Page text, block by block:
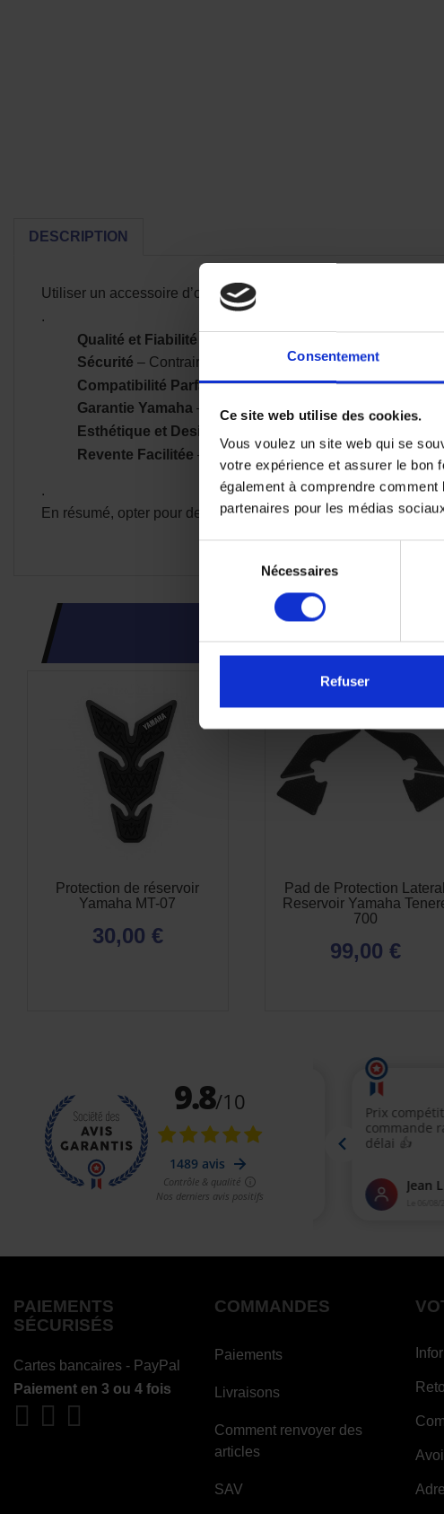
Consentement
Ce site web utilise des cookies.
Vous voulez un site web qui se
votre expérience et assurer le bon
également à comprendre
partenaires pour les médias
consentement
Nécessaires
Refuser
DESCRIPTION
Utiliser un accessoire d’origine Yamaha présente plusieurs
.
Qualité et Fiabilité – Les accessoires d'origine sont
Sécurité – Contrairement aux pièces génériques, les
Compatibilité Parfaite– Ils sont spécialement
Garantie Yamaha – L’utilisation d’accessoires d'origine
Esthétique et Design
Revente Facilitée – Une moto équipée d’accessoires
.
En résumé, opter pour des accessoires d'origine Yamaha,
CES PRODUITS
Protection de réservoir
Yamaha MT-07
30,00 €
Pad de Protection Lateral
Reservoir Yamaha
700
99,00 €
PAIEMENTS
SÉCURISÉS
Cartes bancaires - PayPal
Paiement en 3 ou 4 fois
COMMANDES
Paiements
Livraisons
Comment renvoyer des
articles
SAV